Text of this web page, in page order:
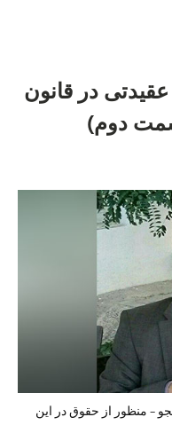
در قانون
دوم)
– منظور از حقوق در این